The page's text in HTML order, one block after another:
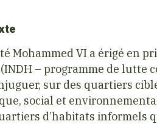
Mohammed VI a érigé en
– programme de lutte
sur des quartiers
social et
d’habitats informels